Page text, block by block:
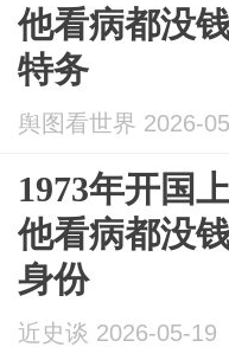
他看病都没
特务
舆图看世界 2026-
1973年开国
他看病都没
身份
近史谈 2026-05-19